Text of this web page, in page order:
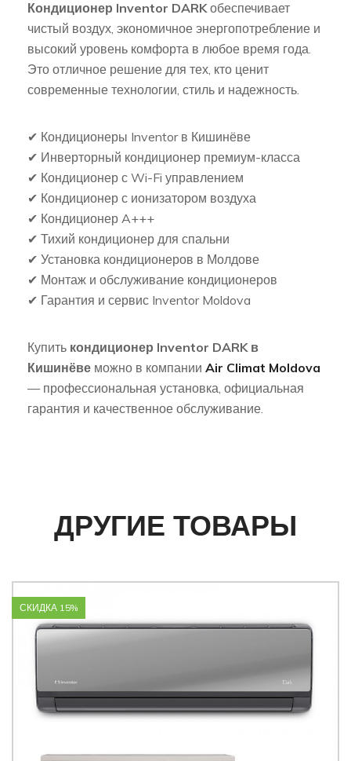
Кондиционер Inventor DARKобеспечивает
чистый воздух, экономичное энергопотребление и
высокий уровень комфорта в любое время года.
Это отличное решение для тех, кто ценит
современные технологии, стиль и надежность.
✔ Кондиционеры Inventor в Кишинёве
✔ Инверторный кондиционер премиум-класса
✔ Кондиционер с Wi-Fi управлением
✔ Кондиционер с ионизатором воздуха
✔ Кондиционер A+++
✔ Тихий кондиционер для спальни
✔ Установка кондиционеров в Молдове
✔ Монтаж и обслуживание кондиционеров
✔ Гарантия и сервис Inventor Moldova
Купить кондиционер Inventor DARK в
Кишинёве можно в компании Air Climat Moldova
— профессиональная установка, официальная
гарантия и качественное обслуживание.
ДРУГИЕ ТОВАРЫ
СКИДКА 15%